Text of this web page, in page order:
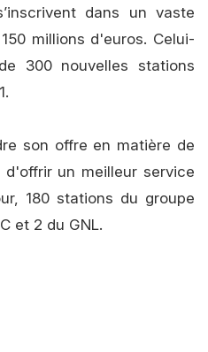
dans un vaste
millions d'euros. Celui-
300 nouvelles stations
son offre en matière de
un meilleur service
180 stations du groupe
et 2 du GNL.